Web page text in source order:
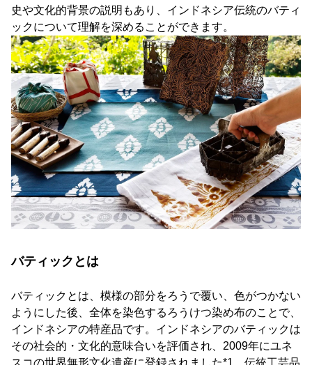
史や文化的背景の説明もあり、インドネシア伝統のバティ
ックについて理解を深めることができます。
バティックとは
バティックとは、模様の部分をろうで覆い、色がつかない
ようにした後、全体を染色するろうけつ染め布のことで、
インドネシアの特産品です。インドネシアのバティックは
その社会的・文化的意味合いを評価され、2009年にユネ
スコの世界無形文化遺産に登録されました*1。伝統工芸品